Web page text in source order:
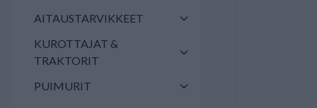
AITAUSTARVIKKEET
KUROTTAJAT &
TRAKTORIT
PUIMURIT